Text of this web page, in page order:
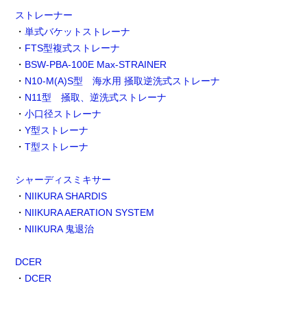
ストレーナー
・単式バケットストレーナ
・ FTS型複式ストレーナ
・ BSW-PBA-100E Max-STRAINER
・ N10-M(A)S型 海水用 掻取逆洗式ストレーナ
・ N11型 掻取、逆洗式ストレーナ
・小口径ストレーナ
・Y型ストレーナ
・T型ストレーナ
シャーディスミキサー
・ NIIKURA SHARDIS
・ NIIKURA AERATION SYSTEM
・ NIIKURA 鬼退治
DCER
・ DCER